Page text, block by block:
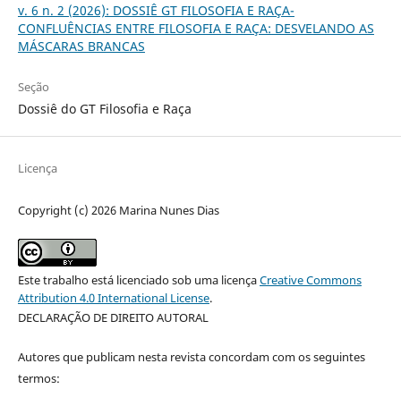
v. 6 n. 2 (2026): DOSSIÊ GT FILOSOFIA E RAÇA-
CONFLUÊNCIAS ENTRE FILOSOFIA E RAÇA: DESVELANDO AS
MÁSCARAS BRANCAS
Seção
Dossiê do GT Filosofia e Raça
Licença
Copyright (c) 2026 Marina Nunes Dias
Este trabalho está licenciado sob uma licençaCreative Commons
Attribution 4.0 International License.
DECLARAÇÃO DE DIREITO AUTORAL
Autores que publicam nesta revista concordam com os seguintes
termos: